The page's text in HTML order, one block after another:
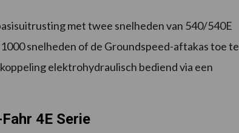
met twee snelheden van 540/540E
snelheden of de Groundspeed-aftakas toe te
elektrohydraulisch bediend via een
4E Serie